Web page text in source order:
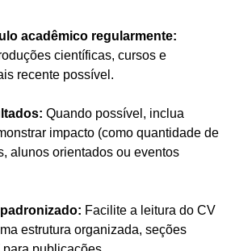
acadêmico regularmente:
científicas, cursos e
recente possível.
Quando possível, inclua
impacto (como quantidade de
alunos orientados ou eventos
Facilite a leitura do CV
estrutura organizada, seções